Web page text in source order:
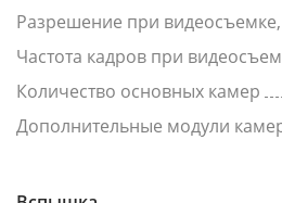
Разрешение при
Частота кадров при
Количество основных камер
Дополнительные модули